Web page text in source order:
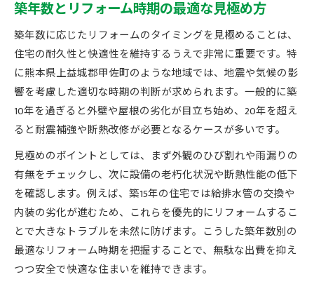
築年数とリフォーム時期の最適な見極め方
築年数に応じたリフォームのタイミングを見極めることは、
住宅の耐久性と快適性を維持するうえで非常に重要です。特
に熊本県上益城郡甲佐町のような地域では、地震や気候の影
響を考慮した適切な時期の判断が求められます。一般的に築
10年を過ぎると外壁や屋根の劣化が目立ち始め、20年を超え
ると耐震補強や断熱改修が必要となるケースが多いです。
見極めのポイントとしては、まず外観のひび割れや雨漏りの
有無をチェックし、次に設備の老朽化状況や断熱性能の低下
を確認します。例えば、築15年の住宅では給排水管の交換や
内装の劣化が進むため、これらを優先的にリフォームするこ
とで大きなトラブルを未然に防げます。こうした築年数別の
最適なリフォーム時期を把握することで、無駄な出費を抑え
つつ安全で快適な住まいを維持できます。